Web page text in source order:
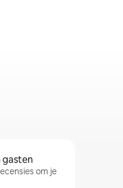
gasten
om je